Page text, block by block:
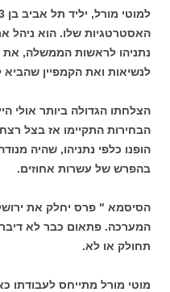
האסטרטגיות שלו. הוא ניהל
נתניהו לראשות הממשלה,
לנשיאות ואת הקמפיין
הצלחתו הגדולה ביותר אולי
הבחירות התקיימו אז בצל
הופנו כלפי נתניהו, שהיה
בהפרש של עשרות אחוזים.
הסיסמא " פרס יחלק את
המערכה. פתאום כבר לא
תחולק או לא.
מוטי מורל מתייחס לעבודתו